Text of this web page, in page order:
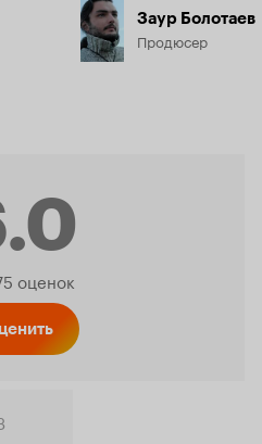
Заур Болотаев
Продюсер
оценок